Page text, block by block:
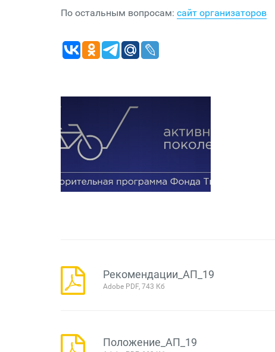
По остальным вопросам: сайт организаторов
Рекомендации_АП_19
Adobe PDF, 743 Кб
Положение_АП_19